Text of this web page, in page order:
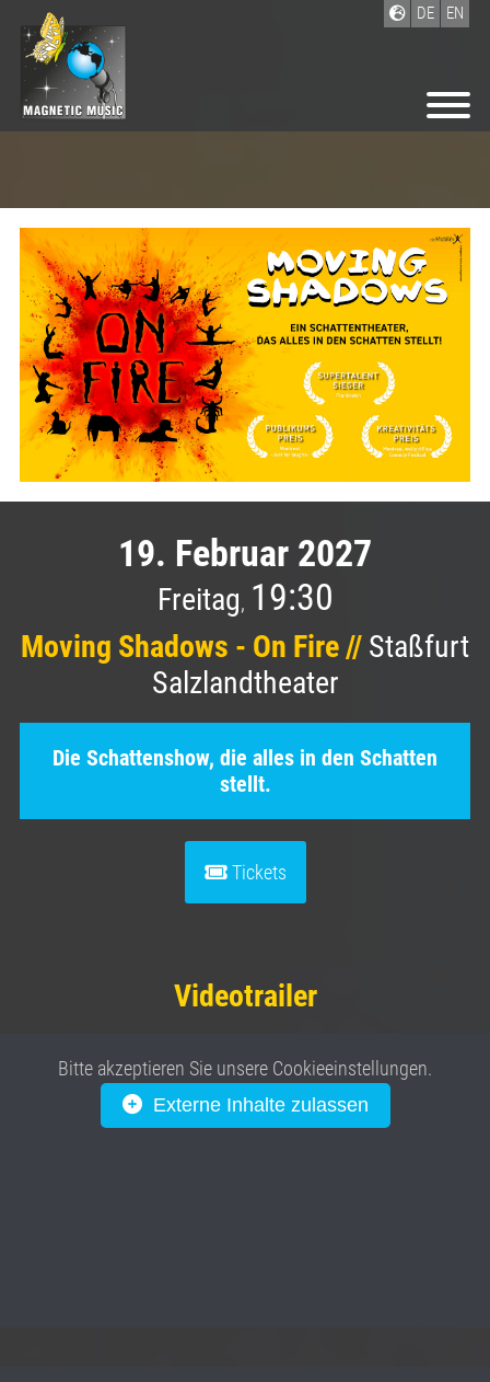
DE EN
19. Februar 2027
Freitag, 19:30
Moving Shadows - On Fire // Staßfurt
Salzlandtheater
Die Schattenshow, die alles in den Schatten
stellt.
Tickets
Videotrailer
Bitte akzeptieren Sie unsere Cookieeinstellungen.
Externe Inhalte zulassen